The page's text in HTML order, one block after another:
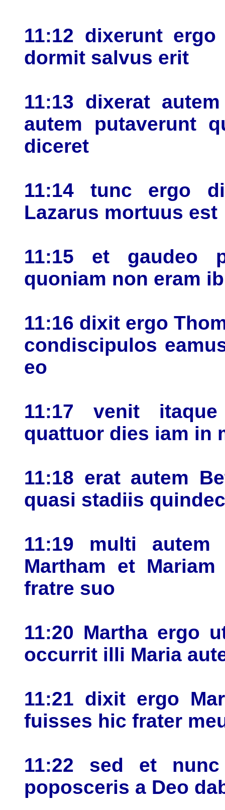
11:12 dixerunt
dormit salvus erit
11:13 dixerat
autem putaverunt
diceret
11:14 tunc ergo
Lazarus mortuus est
11:15 et gaudeo
quoniam non eram
11:16 dixit ergo
condiscipulos
eo
11:17 venit
quattuor dies iam in
11:18 erat autem
quasi stadiis
11:19 multi
Martham et
fratre suo
11:20 Martha ergo
occurrit illi Maria
11:21 dixit ergo
fuisses hic frater
11:22 sed et
poposceris a Deo